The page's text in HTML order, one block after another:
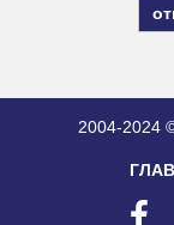
2004-2024